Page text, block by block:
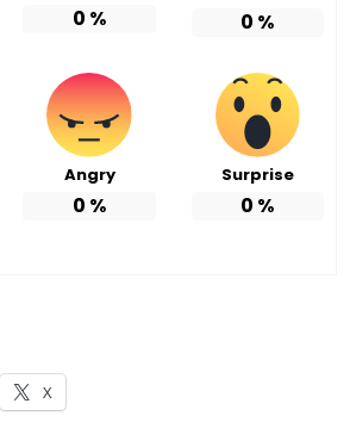
0 % 0 %
Angry
0 %
Surprise
0 %
X